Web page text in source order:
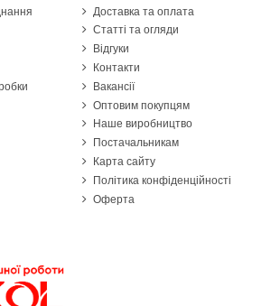
Доставка та оплата
Статті та огляди
Відгуки
Контакти
Вакансії
Оптовим покупцям
Наше виробництво
Постачальникам
Карта сайту
Політика конфіденційності
Оферта